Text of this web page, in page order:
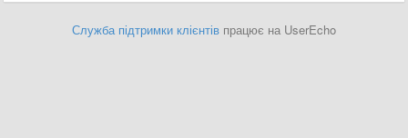
Служба підтримки клієнтів працює на UserEcho